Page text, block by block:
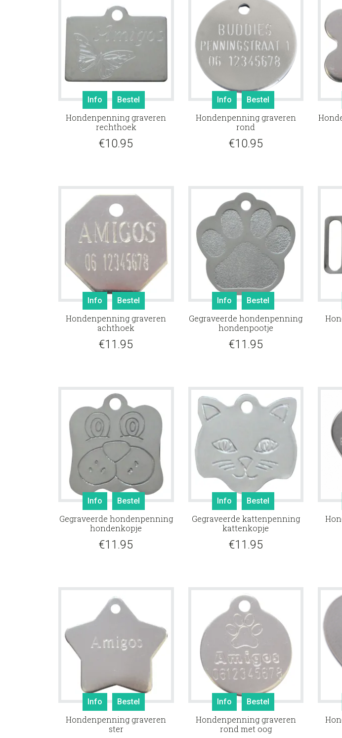
Info Bestel
Hondenpenning graveren
rechthoek
€10.95
Info Bestel
Hondenpenning graveren
rond
€10.95
Info Bestel
Hondenpenning graveren
achthoek
€11.95
Info Bestel
Gegraveerde hondenpenning
hondenpootje
€11.95
Info Bestel
Gegraveerde hondenpenning
hondenkopje
€11.95
Info Bestel
Gegraveerde kattenpenning
kattenkopje
€11.95
Info Bestel
Hondenpenning graveren
ster
Info Bestel
Hondenpenning graveren
rond met oog